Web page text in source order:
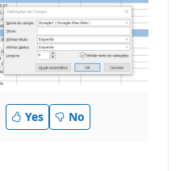
Yes No